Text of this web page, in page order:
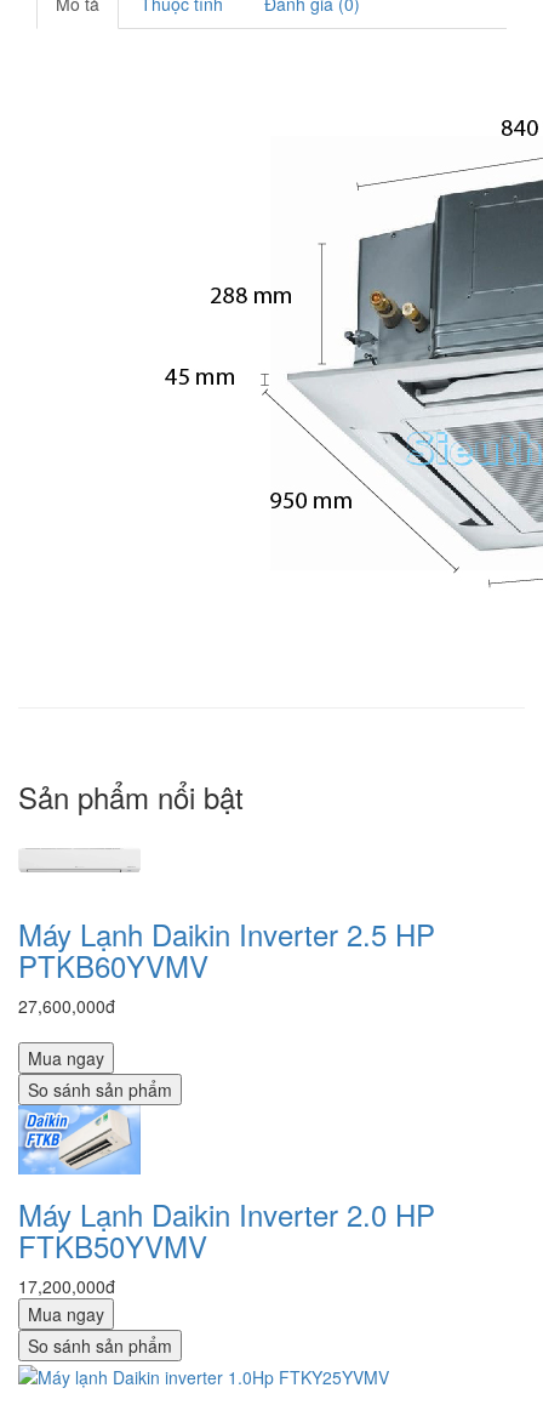
Sản phẩm nổi bật
Máy Lạnh Daikin Inverter 2.5 HP
PTKB60YVMV
27,600,000đ
Mua ngay
So sánh sản phẩm
Máy Lạnh Daikin Inverter 2.0 HP
FTKB50YVMV
17,200,000đ
Mua ngay
So sánh sản phẩm